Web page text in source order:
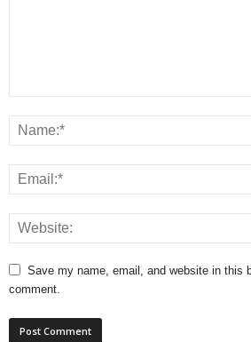
Save my name, email, and website in this
comment.